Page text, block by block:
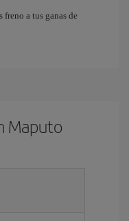
freno a tus ganas de
Maputo